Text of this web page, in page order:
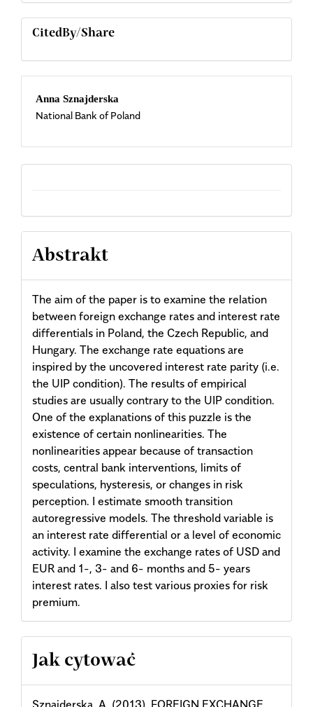
CitedBy/Share
Main
Article
Content
Anna Sznajderska
National Bank of Poland
Abstrakt
The aim of the paper is to examine the relation
between foreign exchange rates and interest rate
differentials in Poland, the Czech Republic, and
Hungary. The exchange rate equations are
inspired by the uncovered interest rate parity (i.e.
the UIP condition). The results of empirical
studies are usually contrary to the UIP condition.
One of the explanations of this puzzle is the
existence of certain nonlinearities. The
nonlinearities appear because of transaction
costs, central bank interventions, limits of
speculations, hysteresis, or changes in risk
perception. I estimate smooth transition
autoregressive models. The threshold variable is
an interest rate differential or a level of economic
activity. I examine the exchange rates of USD and
EUR and 1-, 3- and 6- months and 5- years
interest rates. I also test various proxies for risk
premium.
Article
Details
Jak cytować